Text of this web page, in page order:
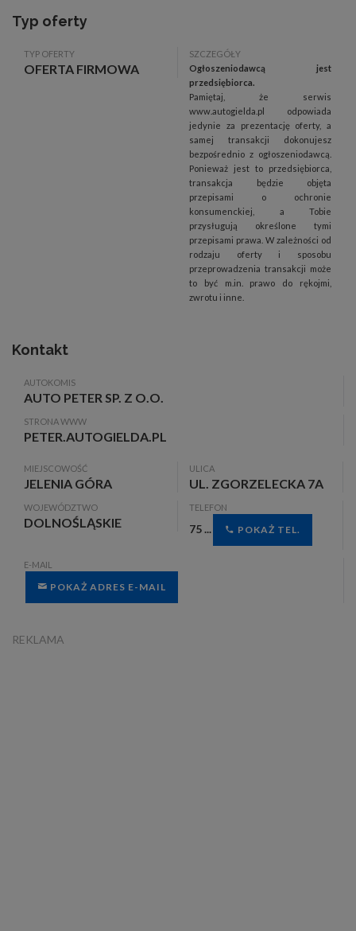
Typ oferty
TYP OFERTY
OFERTA FIRMOWA
SZCZEGÓŁY
Ogłoszeniodawcą jest
przedsiębiorca.
Pamiętaj, że serwis
www.autogielda.pl odpowiada
jedynie za prezentację oferty, a
samej transakcji dokonujesz
bezpośrednio z ogłoszeniodawcą.
Ponieważ jest to przedsiębiorca,
transakcja będzie objęta
przepisami o ochronie
konsumenckiej, a Tobie
przysługują określone tymi
przepisami prawa. W zależności od
rodzaju oferty i sposobu
przeprowadzenia transakcji może
to być m.in. prawo do rękojmi,
zwrotu i inne.
Kontakt
AUTOKOMIS
AUTO PETER SP. Z O.O.
STRONA WWW
PETER.AUTOGIELDA.PL
MIEJSCOWOŚĆ
JELENIA GÓRA
ULICA
UL. ZGORZELECKA 7A
WOJEWÓDZTWO
DOLNOŚLĄSKIE
TELEFON
75 ... POKAŻ TEL.
E-MAIL
POKAŻ ADRES E-MAIL
REKLAMA